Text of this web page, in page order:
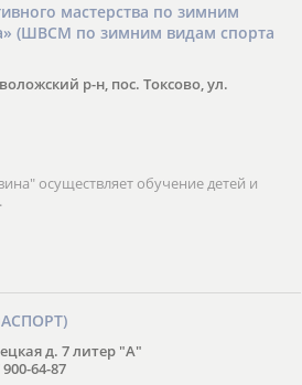
мастерства по зимним
(ШВСМ по зимним видам спорта
р-н, пос. Токсово, ул.
осуществляет обучение детей и
д. 7 литер "А"
64-87